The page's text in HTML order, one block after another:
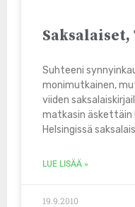
Saksalaiset,
Suhteeni
monimutkainen,
viiden
matkasin äskettäin
Helsingissä
LUE LISÄÄ »
19.9.2010